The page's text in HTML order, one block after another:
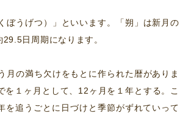
ぼうげつ）」といいます。「朔」は新月の
日周期になります。
月の満ち欠けをもとに作られた暦がありま
１ヶ月として、12ヶ月を１年とする。こ
追うごとに日づけと季節がずれていって